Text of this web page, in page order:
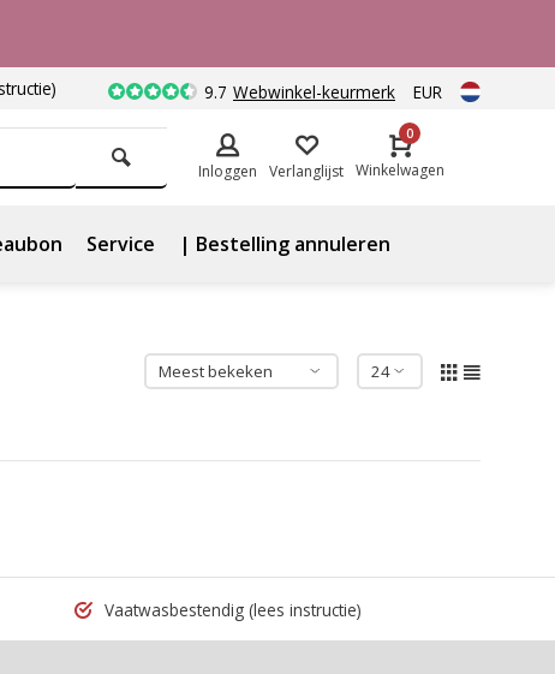
9.7 Webwinkel-keurmerk EUR
Inloggen Verlanglijst
0
Winkelwagen
Service | Bestelling annuleren
Vaatwasbestendig(lees instructie)